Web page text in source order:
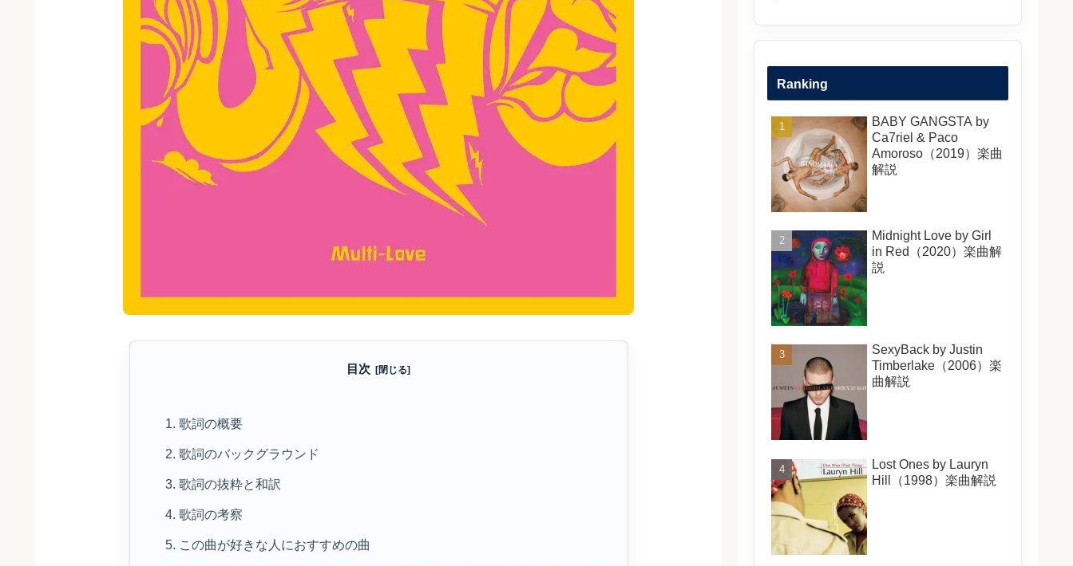
目次
1. 歌詞の概要
2. 歌詞のバックグラウンド
3. 歌詞の抜粋と和訳
4. 歌詞の考察
5. この曲が好きな人におすすめの曲
Ranking
BABY GANGSTA by
Ca7riel & Paco
Amoroso（2019）楽曲
解説
Midnight Love by Girl
in Red（2020）楽曲解
説
SexyBack by Justin
Timberlake（2006）楽
曲解説
Lost Ones by Lauryn
Hill（1998）楽曲解説